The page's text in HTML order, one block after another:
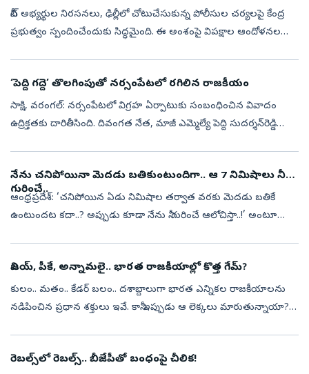
నీట్‌ అభ్యర్థుల నిరసనలు, ఢిల్లీలో చోటుచేసుకున్న పోలీసుల చర్యలపై కేంద్ర
ప్రభుత్వం స్పందించేందుకు సిద్ధమైంది. ఈ అంశంపై విపక్షాల ఆందోళనల
‘పెద్ది గద్దె’ తొలగింపుతో నర్సంపేటలో రగిలిన రాజకీయం
సాక్షి, వరంగల్‌: నర్సంపేటలో విగ్రహ ఏర్పాటుకు సంబంధించిన వివాదం
ఉద్రిక్తతకు దారితీసింది. దివంగత నేత, మాజీ ఎమ్మెల్యే పెద్ది సుదర్శన్‌రెడ్డి
నేను చనిపోయినా మెదడు బతికుంటుందిగా.. ఆ 7 నిమిషాలు నీ
గురించే..
ఆంధ్రప్రదేశ్‌: ‘చనిపోయిన ఏడు నిమిషాల తర్వాత వరకు మెదడు బతికే
ఉంటుందట కదా..? అప్పుడు కూడా నేను నీ గురించే ఆలోచిస్తా..!’ అంటూ
విజయ్‌, పీకే, అన్నామలై.. భారత రాజకీయాల్లో కొత్త గేమ్‌?
కులం.. మతం.. కేడర్‌ బలం.. దశాబ్దాలుగా భారత ఎన్నికల రాజకీయాలను
నడిపించిన ప్రధాన శక్తులు ఇవే. కానీ ఇప్పుడు ఆ లెక్కలు మారుతున్నాయా?
రెబల్స్‌లో రెబల్స్‌.. బీజేపీతో బంధంపై చీలిక!